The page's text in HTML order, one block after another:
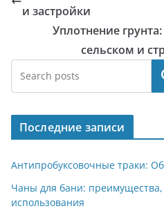
и застройки
Уплотнение
сельском и
Последние записи
Антипробуксовочные траки:
Чаны для бани:
использования